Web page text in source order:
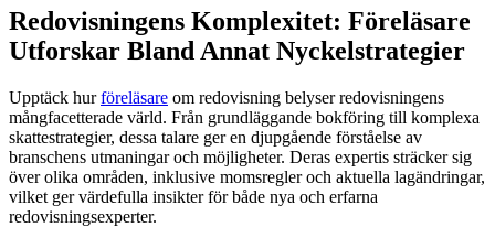
Redovisningens Komplexitet: Föreläsare
Utforskar Bland Annat Nyckelstrategier
Upptäck hurföreläsare om redovisning belyser redovisningens
mångfacetterade värld. Från grundläggande bokföring till komplexa
skattestrategier, dessa talare ger en djupgående förståelse av
branschens utmaningar och möjligheter. Deras expertis sträcker sig
över olika områden, inklusive momsregler och aktuella lagändringar,
vilket ger värdefulla insikter för både nya och erfarna
redovisningsexperter.